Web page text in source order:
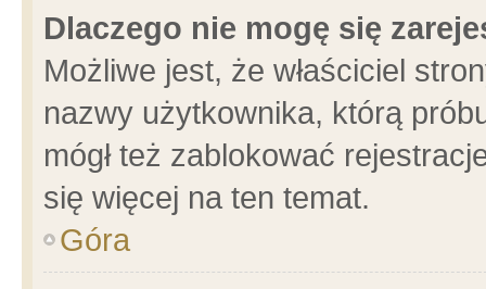
Dlaczego nie mogę się
Możliwe jest, że właściciel
nazwy użytkownika, którą
mógł też zablokować
się więcej na ten temat.
Góra